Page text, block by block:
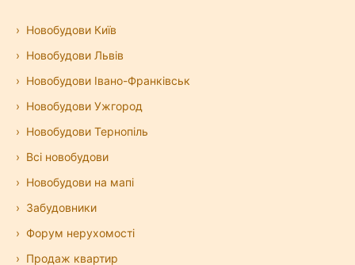
Новобудови Київ
Новобудови Львів
Новобудови Івано-Франківськ
Новобудови Ужгород
Новобудови Тернопіль
Всі новобудови
Новобудови на мапі
Забудовники
Форум нерухомості
Продаж квартир